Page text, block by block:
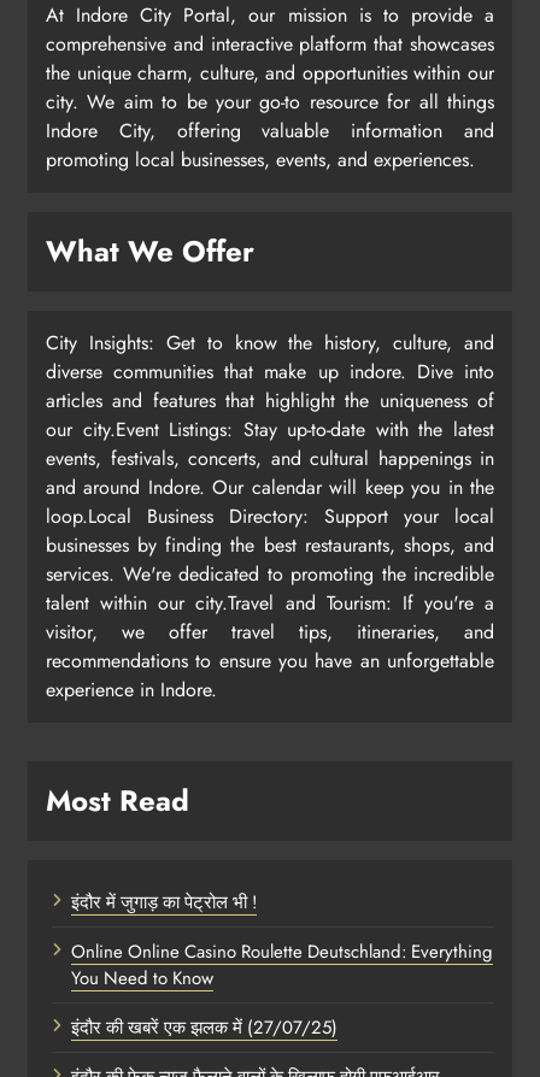
At Indore City Portal, our mission is to provide a
comprehensive and interactive platform that showcases
the unique charm, culture, and opportunities within our
city. We aim to be your go-to resource for all things
Indore City, offering valuable information and
promoting local businesses, events, and experiences.
What We Offer
City Insights: Get to know the history, culture, and
diverse communities that make up indore. Dive into
articles and features that highlight the uniqueness of
our city.Event Listings: Stay up-to-date with the latest
events, festivals, concerts, and cultural happenings in
and around Indore. Our calendar will keep you in the
loop.Local Business Directory: Support your local
businesses by finding the best restaurants, shops, and
services. We're dedicated to promoting the incredible
talent within our city.Travel and Tourism: If you're a
visitor, we offer travel tips, itineraries, and
recommendations to ensure you have an unforgettable
experience in Indore.
Most Read
इंदौर में जुगाड़ का पेट्रोल भी !
Online Online Casino Roulette Deutschland: Everything
You Need to Know
इंदौर की खबरें एक झलक में (27/07/25)